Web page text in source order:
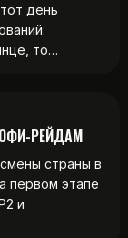
день
то…
РЕЙДАМ
страны в
первом этапе
и